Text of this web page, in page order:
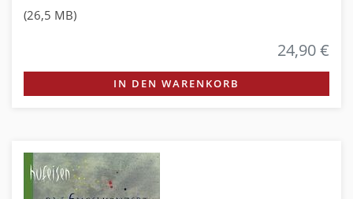
(26,5 MB)
24,90 €
IN DEN WARENKORB